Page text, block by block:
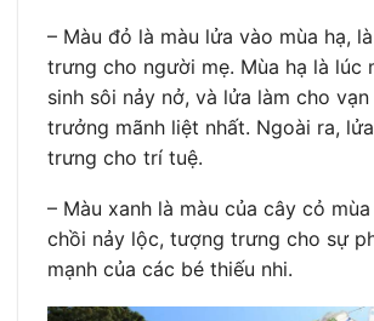
– Màu đỏ là màu lửa vào mùa hạ,
trưng cho người mẹ. Mùa hạ là lúc
sinh sôi nảy nở, và lửa làm cho
trưởng mãnh liệt nhất. Ngoài ra,
trưng cho trí tuệ.
– Màu xanh là màu của cây cỏ
chồi nảy lộc, tượng trưng cho sự
mạnh của các bé thiếu nhi.